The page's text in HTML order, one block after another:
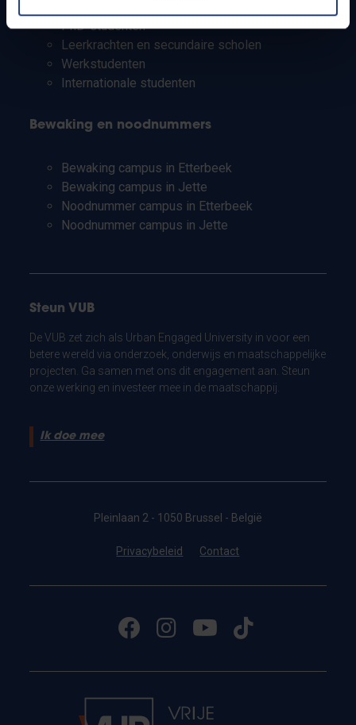
PhD-studenten
Leerkrachten en secundaire scholen
Werkstudenten
Internationale studenten
Bewaking en noodnummers
Bewaking campus in Etterbeek
Bewaking campus in Jette
Noodnummer campus in Etterbeek
Noodnummer campus in Jette
Steun VUB
De VUB zet zich als Urban Engaged University in voor een
betere wereld via onderzoek, onderwijs en maatschappelijke
projecten. Ga samen met ons dit engagement aan. Steun
onze werking en investeer mee in de maatschappij.
Ik doe mee
Pleinlaan 2 - 1050 Brussel - België
Privacybeleid Contact